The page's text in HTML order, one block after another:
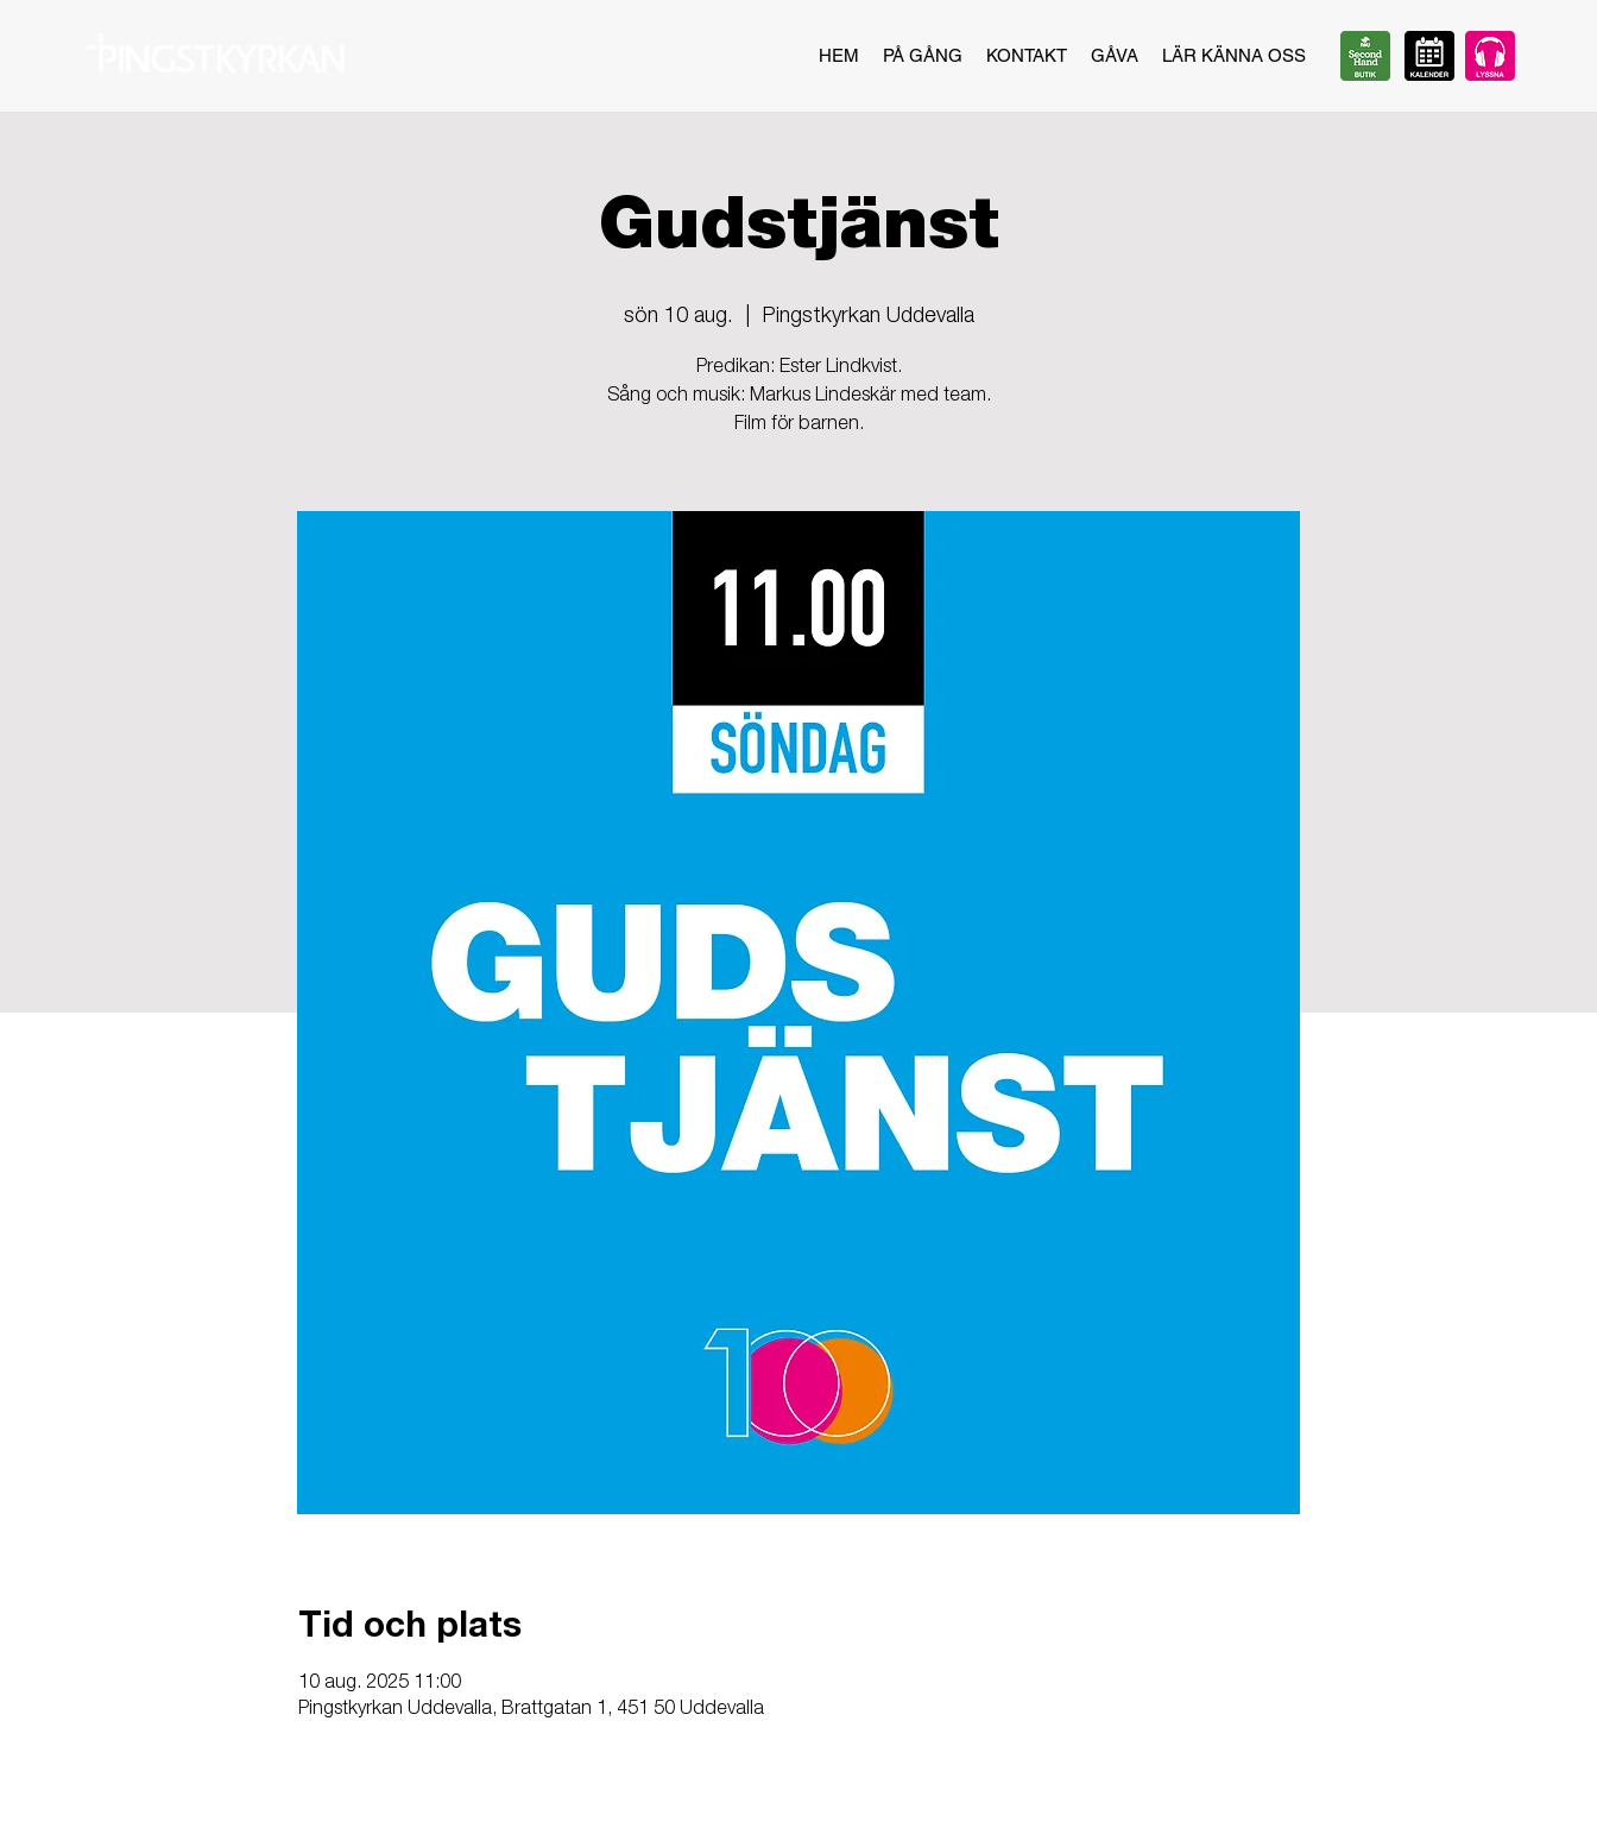
HEM PÅ GÅNG KONTAKT GÅVA LÄR KÄNNA OSS
Gudstjänst
sön 10 aug. Pingstkyrkan Uddevalla
Predikan: Ester Lindkvist.
Sång och musik: Markus Lindeskär med team.
Film för barnen.
Tid och plats
10 aug. 2025 11:00
Pingstkyrkan Uddevalla, Brattgatan 1, 451 50 Uddevalla